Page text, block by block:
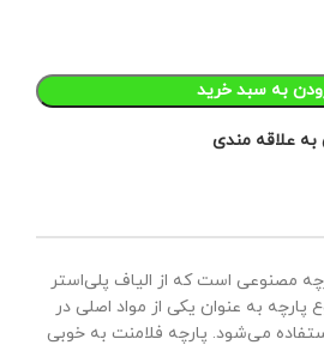
به سبد خرید
به علاقه مندی
مصنوعی است که از الیاف پلی‌استر
به عنوان یکی از مواد اصلی در
می‌شود. پارچه فلامنت به خوبی